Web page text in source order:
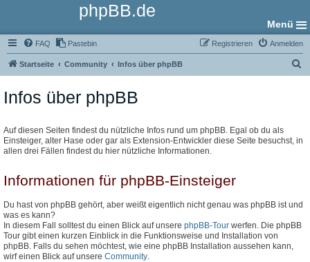
phpBB.de
Menü
FAQ Pastebin Anmelden
Registrieren
Startseite Community Infos über phpBB
Infos über phpBB
Auf diesen Seiten findest du nützliche Infos rund um phpBB. Egal ob du als
Einsteiger, alter Hase oder gar als Extension-Entwickler diese Seite besuchst, in
allen drei Fällen findest du hier nützliche Informationen.
Informationen für phpBB-Einsteiger
Du hast von phpBB gehört, aber weißt eigentlich nicht genau was phpBB ist und
was es kann?
In diesem Fall solltest du einen Blick auf unsere phpBB-Tour werfen. Die phpBB
Tour gibt einen kurzen Einblick in die Funktionsweise und Installation von
phpBB. Falls du sehen möchtest, wie eine phpBB Installation aussehen kann,
wirf einen Blick auf unsere Community